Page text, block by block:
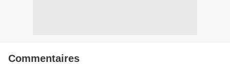
Commentaires